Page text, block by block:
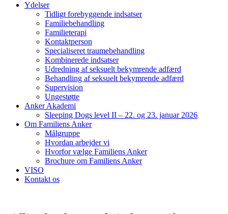
Ydelser
Tidligt forebyggende indsatser
Familiebehandling
Familieterapi
Kontaktperson
Specialiseret traumebehandling
Kombinerede indsatser
Udredning af seksuelt bekymrende adfærd
Behandling af seksuelt bekymrende adfærd
Supervision
Ungestøtte
Anker Akademi
Sleeping Dogs level II – 22. og 23. januar 2026
Om Familiens Anker
Målgruppe
Hvordan arbejder vi
Hvorfor vælge Familiens Anker
Brochure om Familiens Anker
VISO
Kontakt os